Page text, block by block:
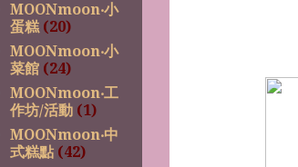
MOONmoon‧小
蛋糕 (20)
MOONmoon‧小
菜館 (24)
MOONmoon‧工
作坊/活動 (1)
MOONmoon‧中
式糕點 (42)